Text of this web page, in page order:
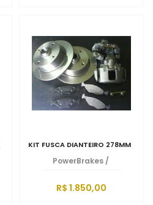
KIT FUSCA DIANTEIRO 278MM
PowerBrakes /
R$ 1.850,00